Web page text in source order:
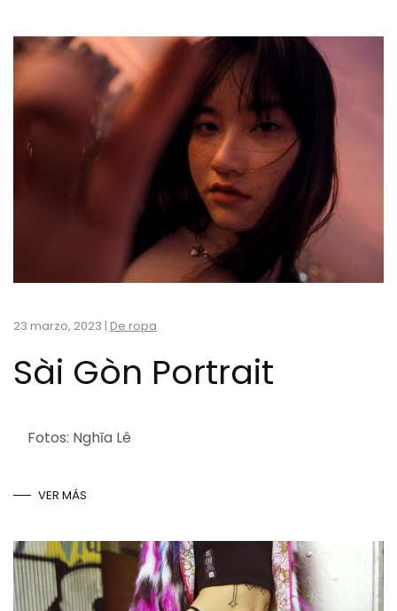
23 marzo, 2023 | De ropa
Sài Gòn Portrait
Fotos: Nghĩa Lê
VER MÁS